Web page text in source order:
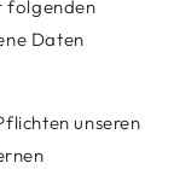
folgenden
Daten
unseren